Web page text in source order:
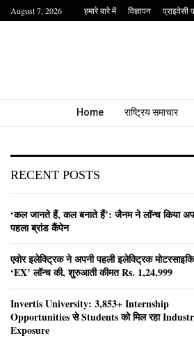
August 7, 2026 हमारे बारे में विज्ञापन प्राइवेसी
Home राष्ट्रिय समाचार
RECENT POSTS
‘कल जानते हैं, कल बनाते हैं’: जैनम ने लॉन्च किया
पहला ब्रांड कैंपेन
एवोर इलेक्ट्रिक ने अपनी पहली इलेक्ट्रिक
‘EX’ लॉन्च की, शुरुआती कीमत Rs. 1,24,999
Invertis University: 3,853+ Internship
Opportunities से Students को मिल रहा
Exposure